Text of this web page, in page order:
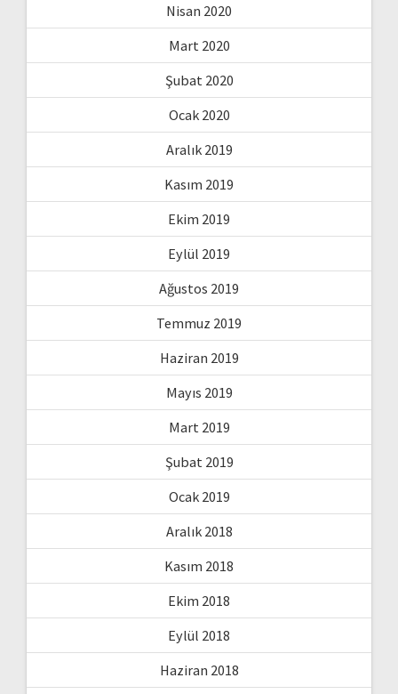
Nisan 2020
Mart 2020
Şubat 2020
Ocak 2020
Aralık 2019
Kasım 2019
Ekim 2019
Eylül 2019
Ağustos 2019
Temmuz 2019
Haziran 2019
Mayıs 2019
Mart 2019
Şubat 2019
Ocak 2019
Aralık 2018
Kasım 2018
Ekim 2018
Eylül 2018
Haziran 2018